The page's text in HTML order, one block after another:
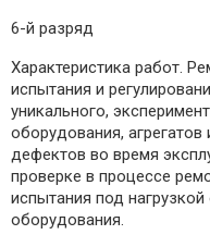
6-й разряд
Характеристика работ.
испытания и
уникального,
оборудования,
дефектов во время
проверке в процессе
испытания под
оборудования.